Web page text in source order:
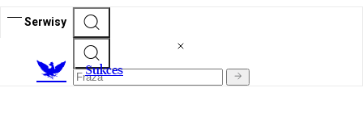
Serwisy
Sukces